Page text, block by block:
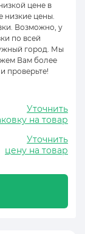
цене в
низкие цены.
Возможно, у
по всей
город. Мы
Вам более
проверьте!
Уточнить
на товар
Уточнить
цену на товар